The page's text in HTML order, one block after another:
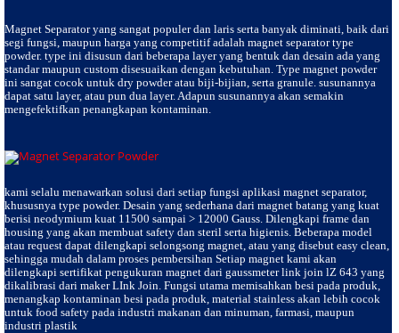
Magnet Separatoryang sangat populer dan laris serta banyak diminati, baik dari
segi fungsi, maupun harga yang competitif adalah magnet separator type
powder. type ini disusun dari beberapa layer yang bentuk dan desain ada yang
standar maupun custom disesuaikan dengan kebutuhan. Type magnet powder
ini sangat cocok untuk dry powder atau biji-bijian, serta granule. susunannya
dapat satu layer, atau pun dua layer. Adapun susunannya akan semakin
mengefektifkan penangkapan kontaminan.
kami selalu menawarkan solusi dari setiap fungsi aplikasi magnet separator,
khususnya type powder. Desain yang sederhana dari magnet batang yang kuat
berisi neodymium kuat 11500 sampai > 12000 Gauss. Dilengkapi frame dan
housing yang akan membuat safety dan steril serta higienis. Beberapa model
atau request dapat dilengkapi selongsong magnet, atau yang disebut easy clean,
sehingga mudah dalam proses pembersihan Setiap magnet kami akan
dilengkapi sertifikat pengukuran magnet dari gaussmeter link join lZ 643 yang
dikalibrasi dari maker LInk Join. Fungsi utama memisahkan besi pada produk,
menangkap kontaminan besi pada produk, material stainless akan lebih cocok
untuk food safety pada industri makanan dan minuman, farmasi, maupun
industri plastik